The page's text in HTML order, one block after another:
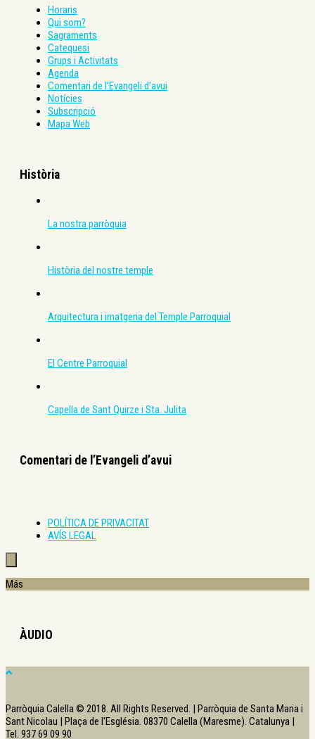
Horaris
Qui som?
Sagraments
Catequesi
Grups i Activitats
Agenda
Comentari de l’Evangeli d’avui
Notícies
Subscripció
Mapa Web
Història
La nostra parròquia
Història del nostre temple
Arquitectura i imatgeria del Temple Parroquial
El Centre Parroquial
Capella de Sant Quirze i Sta. Julita
Comentari de l’Evangeli d’avui
POLÍTICA DE PRIVACITAT
AVÍS LEGAL
Más
ÀUDIO
Parròquia Calella © 2018. All Rights Reserved. | Parròquia de Santa Maria i
Sant Nicolau | Plaça de l'Església. 08370 Calella (Maresme). Catalunya |
Tel. 937 69 09 90